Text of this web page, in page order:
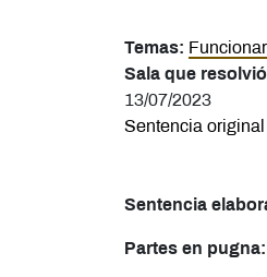
Temas:
Sala que
13/07/2023
Sentencia original
Sentencia
Partes en pugna: